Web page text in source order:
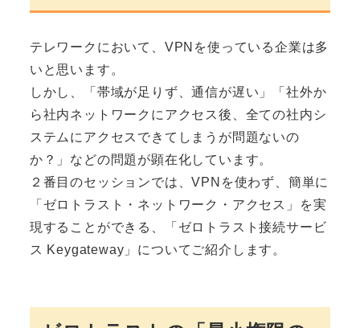
テレワークにおいて、VPNを使っている企業は多
いと思います。
しかし、「帯域が足りず、通信が遅い」「社外か
ら社内ネットワークにアクセス後、全ての社内シ
ステムにアクセスできてしまうが問題ないの
か？」などの問題が顕在化しています。
２番目のセッションでは、VPNを使わず、簡単に
「ゼロトラスト・ネットワーク・アクセス」を実
現することができる、「ゼロトラスト接続サービ
ス Keygateway」についてご紹介します。